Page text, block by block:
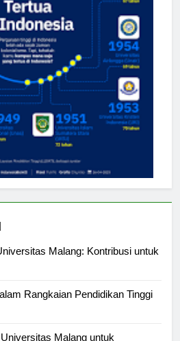
Malang: Kontribusi untuk
Rangkaian Pendidikan Tinggi